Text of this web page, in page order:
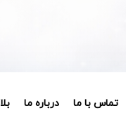
تماس با ما درباره ما